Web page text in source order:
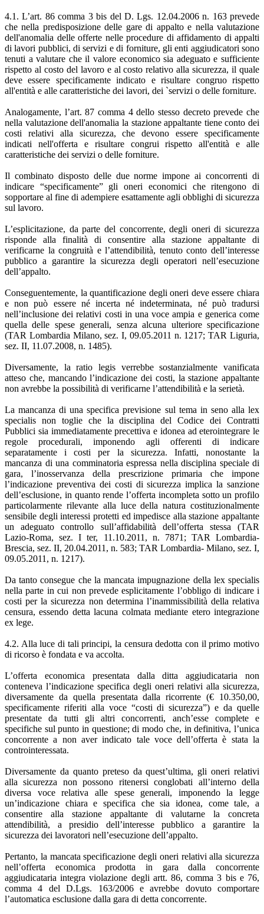
4.1. L’art. 86 comma 3 bis del D. Lgs. 12.04.2006 n. 163 prevede
che nella predisposizione delle gare di appalto e nella valutazione
dell'anomalia delle offerte nelle procedure di affidamento di appalti
di lavori pubblici, di servizi e di forniture, gli enti aggiudicatori sono
tenuti a valutare che il valore economico sia adeguato e sufficiente
rispetto al costo del lavoro e al costo relativo alla sicurezza, il quale
deve essere specificamente indicato e risultare congruo rispetto
all'entità e alle caratteristiche dei lavori, dei `servizi o delle forniture.
Analogamente, l’art. 87 comma 4 dello stesso decreto prevede che
nella valutazione dell'anomalia la stazione appaltante tiene conto dei
costi relativi alla sicurezza, che devono essere specificamente
indicati nell'offerta e risultare congrui rispetto all'entità e alle
caratteristiche dei servizi o delle forniture.
Il combinato disposto delle due norme impone ai concorrenti di
indicare “specificamente” gli oneri economici che ritengono di
sopportare al fine di adempiere esattamente agli obblighi di sicurezza
sul lavoro.
L’esplicitazione, da parte del concorrente, degli oneri di sicurezza
risponde alla finalità di consentire alla stazione appaltante di
verificarne la congruità e l’attendibilità, tenuto conto dell’interesse
pubblico a garantire la sicurezza degli operatori nell’esecuzione
dell’appalto.
Conseguentemente, la quantificazione degli oneri deve essere chiara
e non può essere né incerta né indeterminata, né può tradursi
nell’inclusione dei relativi costi in una voce ampia e generica come
quella delle spese generali, senza alcuna ulteriore specificazione
(TAR Lombardia Milano, sez. I, 09.05.2011 n. 1217; TAR Liguria,
sez. II, 11.07.2008, n. 1485).
Diversamente, la ratio legis verrebbe sostanzialmente vanificata
atteso che, mancando l’indicazione dei costi, la stazione appaltante
non avrebbe la possibilità di verificarne l’attendibilità e la serietà.
La mancanza di una specifica previsione sul tema in seno alla lex
specialis non toglie che la disciplina del Codice dei Contratti
Pubblici sia immediatamente precettiva e idonea ad eterointegrare le
regole procedurali, imponendo agli offerenti di indicare
separatamente i costi per la sicurezza. Infatti, nonostante la
mancanza di una comminatoria espressa nella disciplina speciale di
gara, l’inosservanza della prescrizione primaria che impone
l’indicazione preventiva dei costi di sicurezza implica la sanzione
dell’esclusione, in quanto rende l’offerta incompleta sotto un profilo
particolarmente rilevante alla luce della natura costituzionalmente
sensibile degli interessi protetti ed impedisce alla stazione appaltante
un adeguato controllo sull’affidabilità dell’offerta stessa (TAR
Lazio-Roma, sez. I ter, 11.10.2011, n. 7871; TAR Lombardia-
Brescia, sez. II, 20.04.2011, n. 583; TAR Lombardia- Milano, sez. I,
09.05.2011, n. 1217).
Da tanto consegue che la mancata impugnazione della lex specialis
nella parte in cui non prevede esplicitamente l’obbligo di indicare i
costi per la sicurezza non determina l’inammissibilità della relativa
censura, essendo detta lacuna colmata mediante etero integrazione
ex lege.
4.2. Alla luce di tali principi, la censura dedotta con il primo motivo
di ricorso è fondata e va accolta.
L’offerta economica presentata dalla ditta aggiudicataria non
conteneva l’indicazione specifica degli oneri relativi alla sicurezza,
diversamente da quella presentata dalla ricorrente (€ 10.350,00,
specificamente riferiti alla voce “costi di sicurezza”) e da quelle
presentate da tutti gli altri concorrenti, anch’esse complete e
specifiche sul punto in questione; di modo che, in definitiva, l’unica
concorrente a non aver indicato tale voce dell’offerta è stata la
controinteressata.
Diversamente da quanto preteso da quest’ultima, gli oneri relativi
alla sicurezza non possono ritenersi conglobati all’interno della
diversa voce relativa alle spese generali, imponendo la legge
un’indicazione chiara e specifica che sia idonea, come tale, a
consentire alla stazione appaltante di valutarne la concreta
attendibilità, a presidio dell’interesse pubblico a garantire la
sicurezza dei lavoratori nell’esecuzione dell’appalto.
Pertanto, la mancata specificazione degli oneri relativi alla sicurezza
nell’offerta economica prodotta in gara dalla concorrente
aggiudicataria integra violazione degli artt. 86, comma 3 bis e 76,
comma 4 del D.Lgs. 163/2006 e avrebbe dovuto comportare
l’automatica esclusione dalla gara di detta concorrente.